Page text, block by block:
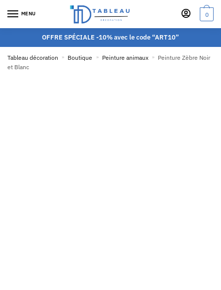
MENU 0
OFFRE SPÉCIALE -10% avec le code “ART10”
Tableau décoration » Boutique » Peinture animaux »
Peinture Zèbre Noir
et Blanc